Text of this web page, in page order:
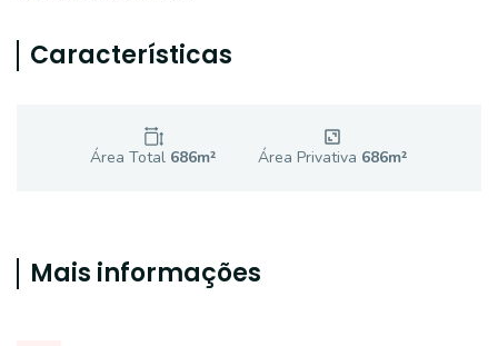
Características
Área Total 686m² Área Privativa 686m²
Mais informações